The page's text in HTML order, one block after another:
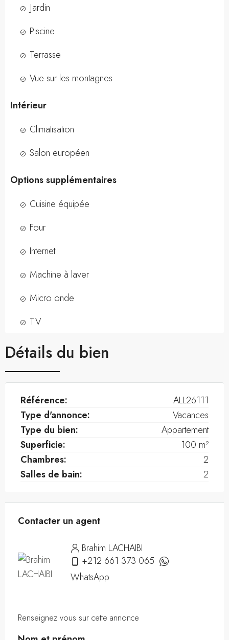
Jardin
Piscine
Terrasse
Vue sur les montagnes
Intérieur
Climatisation
Salon européen
Options supplémentaires
Cuisine équipée
Four
Internet
Machine à laver
Micro onde
TV
Détails du bien
Référence:
ALL26111
Type d'annonce:
Vacances
Type du bien:
Appartement
Superficie:
100 m²
Chambres:
2
Salles de bain:
2
Contacter un agent
Brahim LACHAIBI
+212 661 373 065
WhatsApp
Renseignez vous sur cette annonce